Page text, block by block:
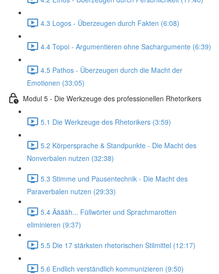
4.3 Logos - Überzeugen durch Fakten (6:08)
4.4 Topoi - Argumentieren ohne Sachargumente (6:39)
4.5 Pathos - Überzeugen durch die Macht der
Emotionen (33:05)
Modul 5 - Die Werkzeuge des professionellen Rhetorikers
5.1 Die Werkzeuge des Rhetorikers (3:59)
5.2 Körpersprache & Standpunkte - Die Macht des
Nonverbalen nutzen (32:38)
5.3 Stimme und Pausentechnik - Die Macht des
Paraverbalen nutzen (29:33)
5.4 Ääääh... Füllwörter und Sprachmarotten
eliminieren (9:37)
5.5 Die 17 stärksten rhetorischen Stilmittel (12:17)
5.6 Endlich verständlich kommunizieren (9:50)